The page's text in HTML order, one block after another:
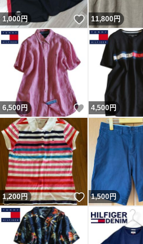
1,000円 いいね！
11,800円
6,500円 いいね！
4,500円
1,200円 いいね！
1,500円